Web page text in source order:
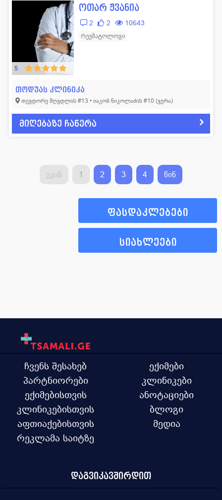
5
ოთარ ჟვანია
2 2 10643
რევმატოლოგი
თოდუას კლინიკა
თევდორე მღვდლის #13 • იაკობ ნიკოლაძის #10 (ვერა)
მიღებაზე ჩაწერა
უკან 1 2 3 4 წინ
ფასდაკლებები
სიახლეები
ჩვენს შესახებ
პარტნიორები
ექიმებისთვის
კლინიკებისთვის
აფთიაქებისთვის
რეკლამა საიტზე
ექიმები
კლინიკები
ანოტაციები
ბლოგი
მედია
დაგვიკავშირდით